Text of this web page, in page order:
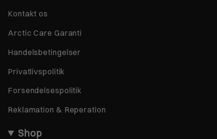
Kontakt os
Arctic Care Garanti
Handelsbetingelser
Privatlivspolitik
Forsendelsespolitik
Reklamation & Reperation
Shop